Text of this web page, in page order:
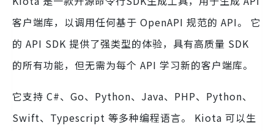
客户端库，以调用任何基于 OpenAPI 规范的 API。 它
的 API SDK 提供了强类型的体验，具有高质量 SDK
的所有功能，但无需为每个 API 学习新的客户端库。
它支持 C#、Go、Python、Java、PHP、Python、
Swift、Typescript 等多种编程语言。 Kiota 可以生